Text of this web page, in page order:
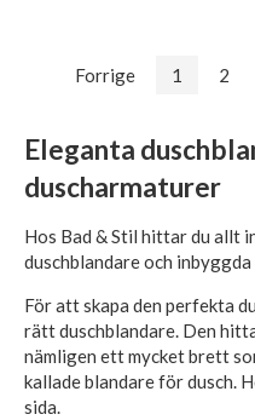
Forrige 1 2
Eleganta
duscharmaturer
Hos Bad & Stil hittar du allt
duschblandare och
För att skapa den perfekta
rätt duschblandare. Den
nämligen ett mycket brett
kallade blandare för dusch.
sida.